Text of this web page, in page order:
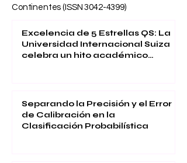
Continentes (ISSN3042-4399)
Excelencia de 5 Estrellas QS: La
Universidad Internacional Suiza
celebra un hito académico
Separando la Precisión y el Error
de Calibración en la
Clasificación Probabilística